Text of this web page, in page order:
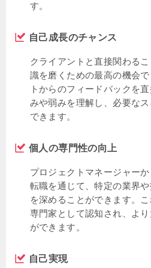
す。
自己成長のチャンス
クライアントと直接関わる
識を磨くための最高の機会
トからのフィードバックを
みや弱みを理解し、必要な
できます。
個人の専門性の向上
プロジェクトマネージャー
転職を通じて、特定の業界
を深めることができます。
専門家として認知され、よ
ができます。
自己実現